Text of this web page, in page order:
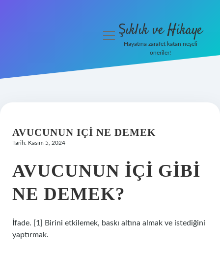
Olur
Yasal Uyarı
menüyüŞıklık ve Hikaye
Hayatına zarafet katan neşeli
öneriler!
AVUCUNUN IÇI NE DEMEK
Tarih: Kasım 5, 2024
AVUCUNUN IÇI GIBI
NE DEMEK?
İfade. [1] Birini etkilemek, baskı altına almak ve istediğini
yaptırmak.